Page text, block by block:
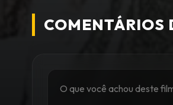
COMENTÁRIOS